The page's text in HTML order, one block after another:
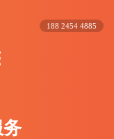
188 2454 4885
务